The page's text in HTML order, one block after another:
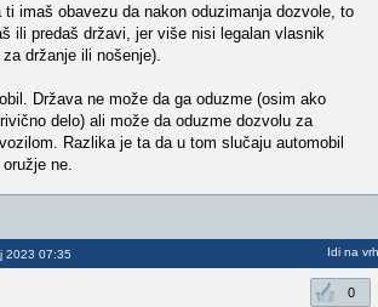
ti imaš obavezu da nakon oduzimanja dozvole, to
ili predaš državi, jer više nisi legalan vlasnik
držanje ili nošenje).
Država ne može da ga oduzme (osim ako
delo) ali može da oduzme dozvolu za
Razlika je ta da u tom slučaju automobil
ne.
2023 07:35 Idi na vrh
0